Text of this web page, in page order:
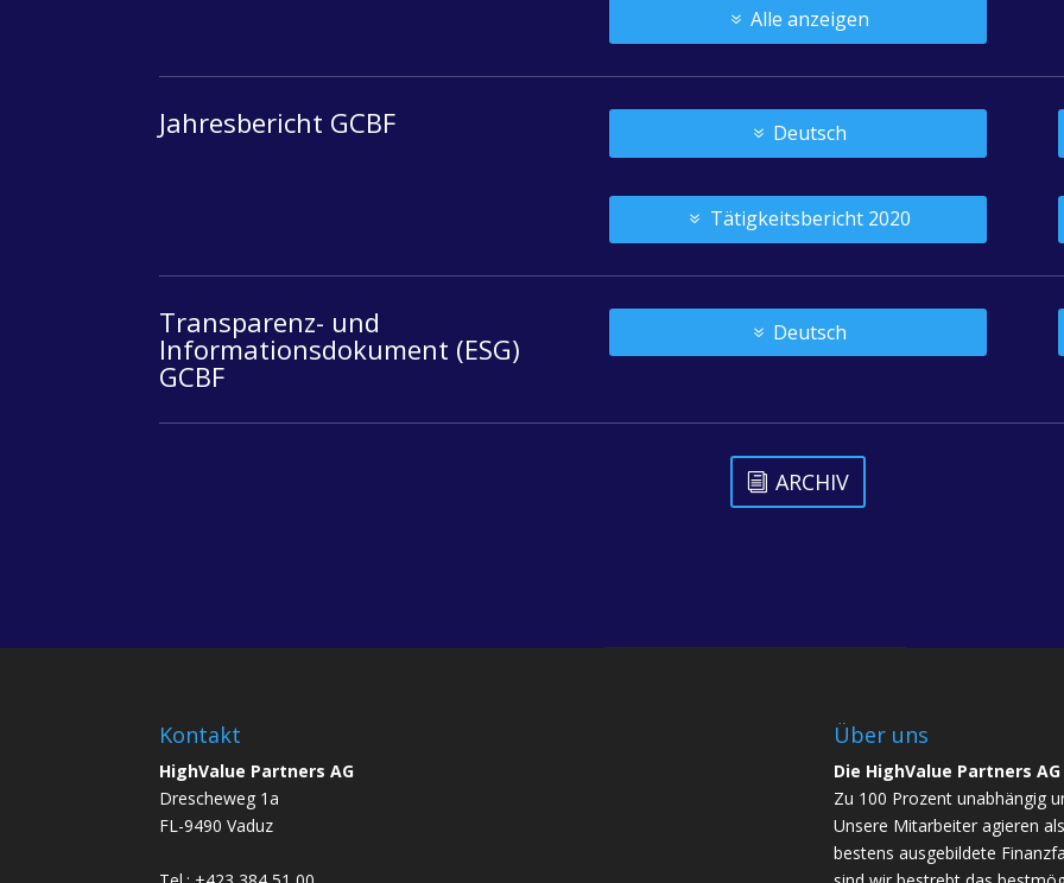
Alle anzeigen
Jahresbericht GCBF Deutsch
Tätigkeitsbericht 2020
Transparenz- und
Informationsdokument (ESG)
GCBF
Deutsch
ARCHIV
Kontakt
HighValue Partners AG
Drescheweg 1a
FL-9490 Vaduz
Über uns
Die HighValue Partners
Zu 100 Prozent unabhängig
Unsere Mitarbeiter agieren
bestens ausgebildete